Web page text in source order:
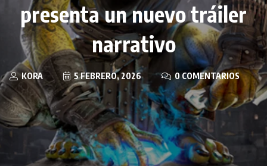
presenta un nuevo tráiler
narrativo
KORA 5 FEBRERO, 2026 0 COMENTARIOS